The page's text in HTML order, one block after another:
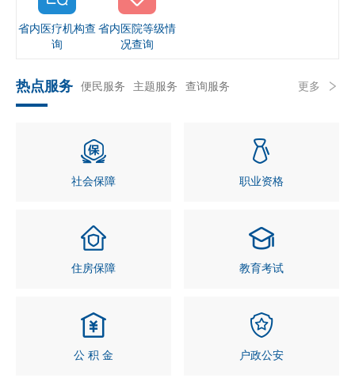
省内医疗机构查
询
省内医院等级情
况查询
热点服务 便民服务 主题服务 查询服务 更多
社会保障 职业资格
住房保障 教育考试
公 积 金 户政公安